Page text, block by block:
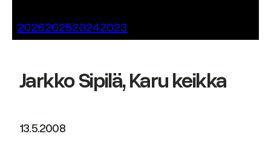
2026202520242023
Jarkko Sipilä, Karu keikka
13.5.2008